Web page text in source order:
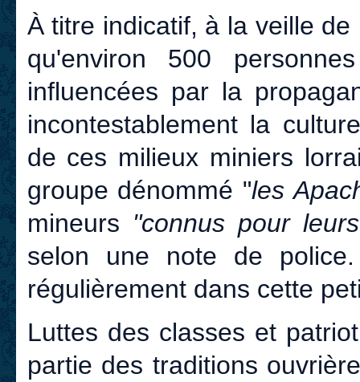
À titre indicatif, à la veille
qu'environ 500
influencées par la
incontestablement la
de ces milieux miniers
groupe dénommé "les
mineurs "connus pour
selon une note de
régulièrement dans cette
Luttes des classes et
partie des traditions